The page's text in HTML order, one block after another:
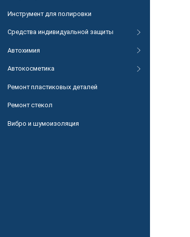
Инструмент для полировки
Средства индивидуальной защиты
Автохимия
Автокосметика
Ремонт пластиковых деталей
Ремонт стекол
Вибро и шумоизоляция